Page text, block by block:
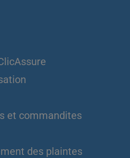
et commandites
des plaintes